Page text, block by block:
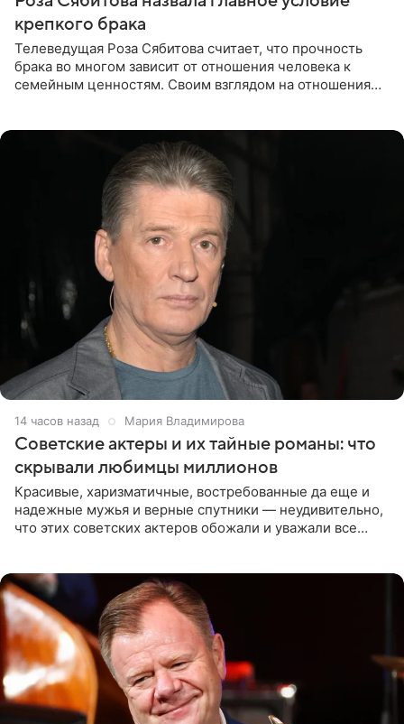
крепкого брака
Телеведущая Роза Сябитова считает, что прочность
брака во многом зависит от отношения человека к
семейным ценностям. Своим взглядом на отношения
14 часов назад Мария Владимирова
Советские актеры и их тайные романы: что
скрывали любимцы миллионов
Красивые, харизматичные, востребованные да еще и
надежные мужья и верные спутники — неудивительно,
что этих советских актеров обожали и уважали все